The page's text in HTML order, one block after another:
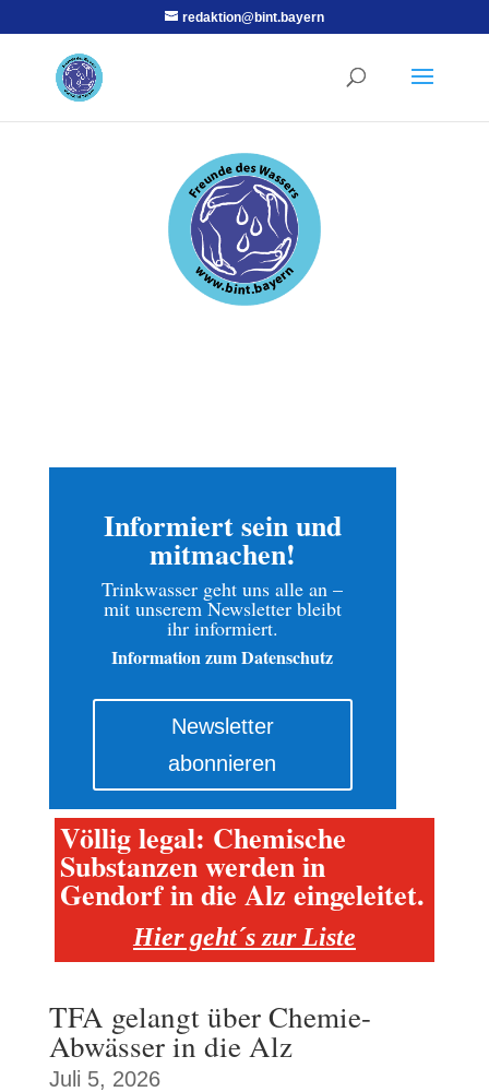
redaktion@bint.bayern
Informiert sein und
mitmachen!
Trinkwasser geht uns alle an –
mit unserem Newsletter bleibt
ihr informiert.
Information zum Datenschutz
Newsletter
abonnieren
Völlig legal: Chemische
Substanzen werden in
Gendorf in die Alz eingeleitet.
Hier geht´s zur Liste
TFA gelangt über Chemie-
Abwässer in die Alz
Juli 5, 2026